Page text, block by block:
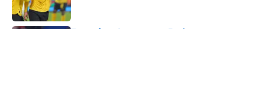
Transfer-Causa am Ende: